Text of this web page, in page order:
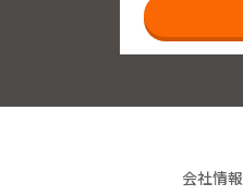
会社情報